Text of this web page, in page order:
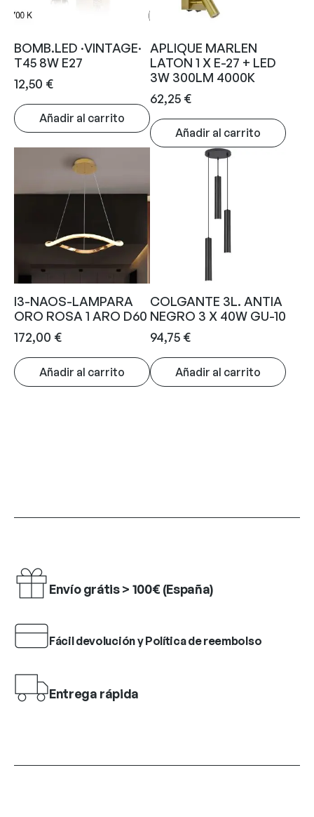
BOMB.LED ·VINTAGE·
T45 8W E27
12,50 €
Añadir al carrito
APLIQUE MARLEN
LATON 1 X E-27 + LED
3W 300LM 4000K
62,25 €
Añadir al carrito
I3-NAOS-LAMPARA
ORO ROSA 1 ARO D60
172,00 €
Añadir al carrito
COLGANTE 3L. ANTIA
NEGRO 3 X 40W GU-10
94,75 €
Añadir al carrito
Envío grátis > 100€ (España)
Fácil devolución y Política de reembolso
Entrega rápida